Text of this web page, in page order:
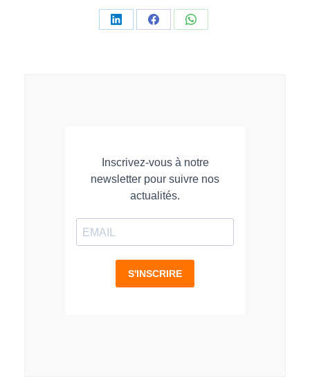
PartagerPartagerPartager